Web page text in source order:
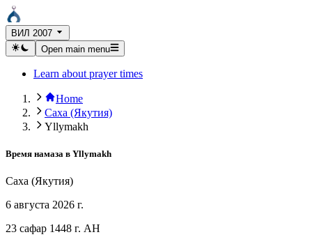
ВИЛ 2007
Open main menu
Learn about prayer times
Home
Саха (Якутия)
Yllymakh
Время намаза в Yllymakh
Саха (Якутия)
6 августа 2026 г.
23 сафар 1448 г. AH